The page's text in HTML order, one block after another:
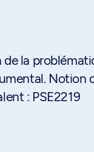
la
Notion
: PSE2219